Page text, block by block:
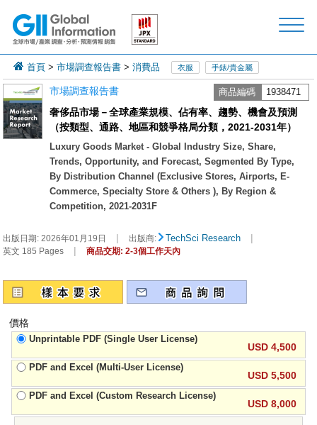
首頁 >市場調查報告書 >消費品 衣服 手錶/貴金屬
市場調查報告書 商品編碼 1938471
奢侈品市場－全球產業規模、佔有率、趨勢、機會及預測
（按類型、通路、地區和競爭格局分類，2021-2031年）
Luxury Goods Market - Global Industry Size, Share,
Trends, Opportunity, and Forecast, Segmented By Type,
By Distribution Channel (Exclusive Stores, Airports, E-
Commerce, Specialty Store & Others ), By Region &
Competition, 2021-2031F
出版日期:2026年01月19日 | 出版商: TechSci Research |
英文 185 Pages | 商品交期: 2-3個工作天內
價格
Unprintable PDF (Single User License)
USD 4,500
PDF and Excel (Multi-User License)
USD 5,500
PDF and Excel (Custom Research License)
USD 8,000